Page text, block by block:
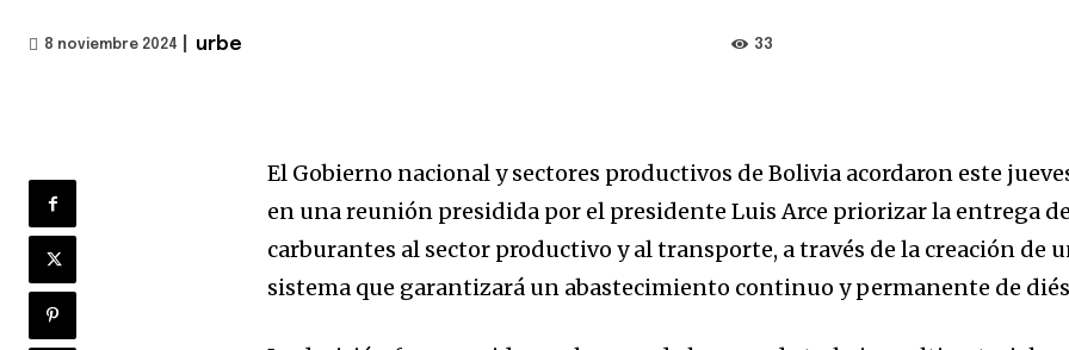
8 noviembre 2024 urbe 33
El Gobierno nacional y sectores productivos de Bolivia acordaron este
en una reunión presidida por el presidente Luis Arce priorizar la entrega
carburantes al sector productivo y al transporte, a través de la creación de
sistema que garantizará un abastecimiento continuo y permanente de